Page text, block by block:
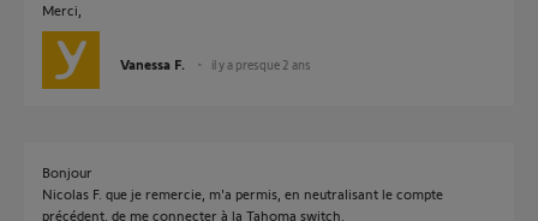
Merci,
Vanessa F. il y a presque 2 ans
Bonjour
Nicolas F. que je remercie, m'a permis, en neutralisant le compte
précédent, de me connecter à la Tahoma switch.